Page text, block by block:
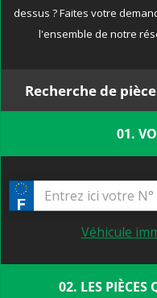
dessus ? Faites votre
l'ensemble de notre
Recherche de
01.
Véhicule
02. LES PIÈCES